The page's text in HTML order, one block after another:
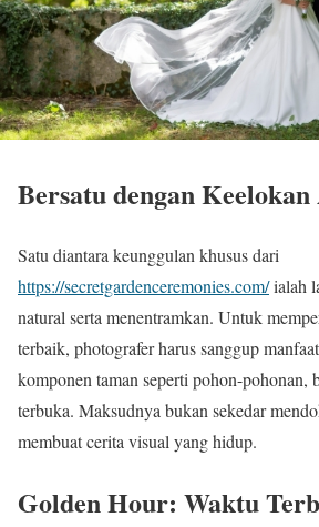
Bersatu dengan
Satu diantara keunggulan khusus dari
https://secretgardenceremonies.com/ialah
natural serta menentramkan. Untuk
terbaik, photografer harus sanggup
komponen taman seperti pohon-pohonan,
terbuka. Maksudnya bukan sekedar
membuat cerita visual yang hidup.
Golden Hour: Waktu